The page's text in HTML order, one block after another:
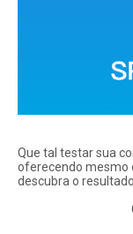
Que tal testar sua
oferecendo mesmo
descubra o resultado